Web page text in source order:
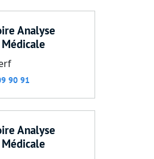
Analyse
90 91
Analyse